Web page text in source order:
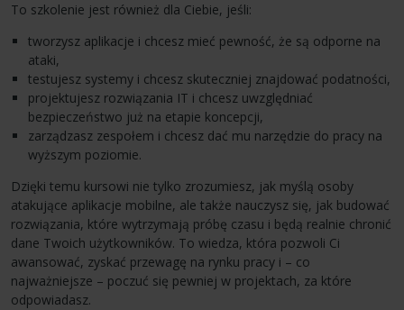
To szkolenie jest również dla Ciebie, jeśli:
tworzysz aplikacje i chcesz mieć pewność, że są odporne na
ataki,
testujesz systemy i chcesz skuteczniej znajdować podatności,
projektujesz rozwiązania IT i chcesz uwzględniać
bezpieczeństwo już na etapie koncepcji,
zarządzasz zespołem i chcesz dać mu narzędzie do pracy na
wyższym poziomie.
Dzięki temu kursowi nie tylko zrozumiesz, jak myślą osoby
atakujące aplikacje mobilne, ale także nauczysz się, jak budować
rozwiązania, które wytrzymają próbę czasu i będą realnie chronić
dane Twoich użytkowników. To wiedza, która pozwoli Ci
awansować, zyskać przewagę na rynku pracy i – co
najważniejsze – poczuć się pewniej w projektach, za które
odpowiadasz.